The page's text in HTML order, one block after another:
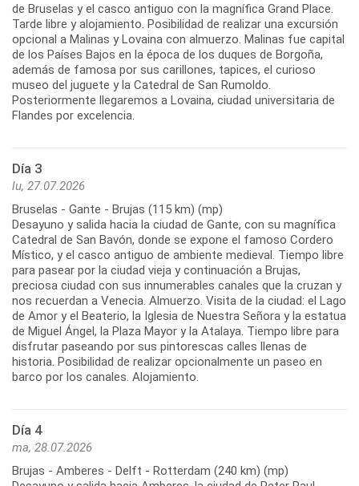
de Bruselas y el casco antiguo con la magnífica Grand Place.
Tarde libre y alojamiento. Posibilidad de realizar una excursión
opcional a Malinas y Lovaina con almuerzo. Malinas fue capital
de los Países Bajos en la época de los duques de Borgoña,
además de famosa por sus carillones, tapices, el curioso
museo del juguete y la Catedral de San Rumoldo.
Posteriormente llegaremos a Lovaina, ciudad universitaria de
Día 3
lu, 27.07.2026
Bruselas - Gante - Brujas (115 km) (mp)
Desayuno y salida hacia la ciudad de Gante, con su magnífica
Catedral de San Bavón, donde se expone el famoso Cordero
Místico, y el casco antiguo de ambiente medieval. Tiempo libre
para pasear por la ciudad vieja y continuación a Brujas,
preciosa ciudad con sus innumerables canales que la cruzan y
nos recuerdan a Venecia. Almuerzo. Visita de la ciudad: el Lago
de Amor y el Beaterio, la Iglesia de Nuestra Señora y la estatua
de Miguel Ángel, la Plaza Mayor y la Atalaya. Tiempo libre para
disfrutar paseando por sus pintorescas calles llenas de
historia. Posibilidad de realizar opcionalmente un paseo en
Día 4
ma, 28.07.2026
Brujas - Amberes - Delft - Rotterdam (240 km) (mp)